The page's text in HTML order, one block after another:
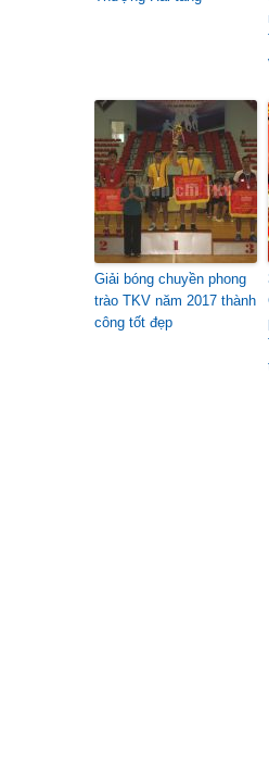
Giải bóng chuyền phong
trào TKV năm 2017 thành
công tốt đẹp